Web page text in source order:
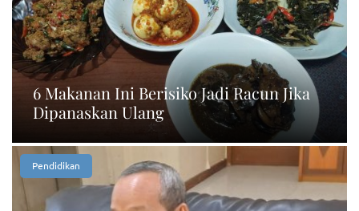
6 Makanan Ini Berisiko Jadi Racun Jika
Dipanaskan Ulang
Pendidikan